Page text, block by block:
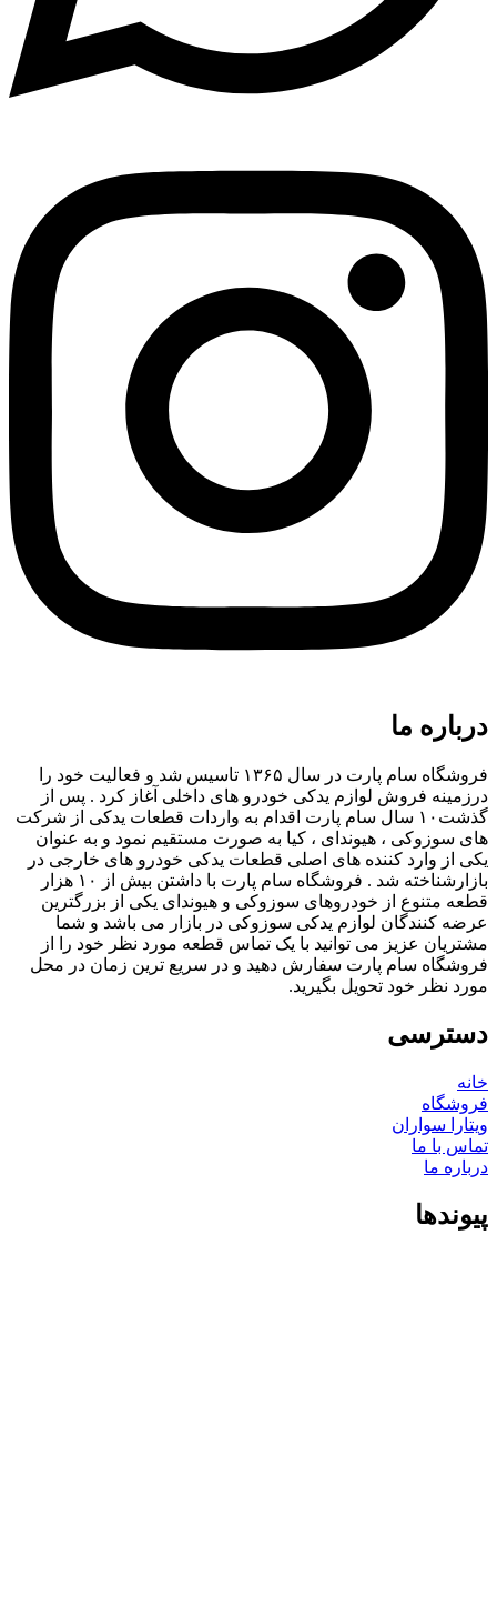
درباره ما
فروشگاه سام پارت در سال ۱۳۶۵ تاسیس شد و فعالیت خود را
درزمینه فروش لوازم یدکی خودرو های داخلی آغاز کرد . پس از
گذشت۱۰ سال سام پارت اقدام به واردات قطعات یدکی از شرکت
های سوزوکی ، هیوندای ، کیا به صورت مستقیم نمود و به عنوان
یکی از وارد کننده های اصلی قطعات یدکی خودرو های خارجی در
بازارشناخته شد . فروشگاه سام پارت با داشتن بیش از ۱۰ هزار
قطعه متنوع از خودروهای سوزوکی و هیوندای یکی از بزرگترین
عرضه کنندگان لوازم یدکی سوزوکی در بازار می باشد و شما
مشتریان عزیز می توانید با یک تماس قطعه مورد نظر خود را از
فروشگاه سام پارت سفارش دهید و در سریع ترین زمان در محل
مورد نظر خود تحویل بگیرید.
دسترسی
خانه
فروشگاه
ویتارا سواران
تماس با ما
درباره ما
پیوندها